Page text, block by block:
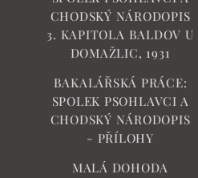
CHODSKÝ NÁRODOPIS
3. KAPITOLA BALDOV U
DOMAŽLIC, 1931
BAKALÁŘSKÁ PRÁCE:
SPOLEK PSOHLAVCI A
CHODSKÝ NÁRODOPIS
- PŘÍLOHY
MALÁ DOHODA